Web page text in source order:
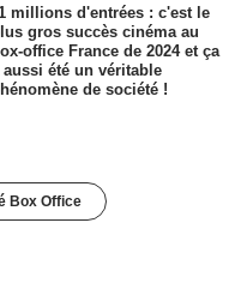
millions d'entrées : c'est le
gros succès cinéma au
office France de 2024 et ça
aussi été un véritable
de société !
Box Office